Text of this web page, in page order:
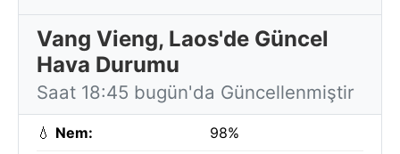
Vang Vieng, Laos'de Güncel
Hava Durumu
Saat 18:45 bugün'da Güncellenmiştir
💧 Nem: 98%